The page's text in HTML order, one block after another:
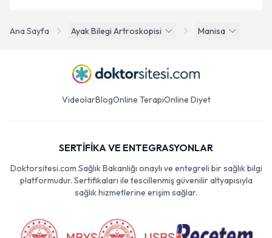
Ana Sayfa Ayak Bilegi Artroskopisi Manisa
VideolarBlogOnline TerapiOnline Diyet
SERTİFİKA VE ENTEGRASYONLAR
Doktorsitesi.com Sağlık Bakanlığı onaylı ve entegreli bir sağlık bilgi
platformudur. Sertifikaları ile tescillenmiş güvenilir altyapısıyla
sağlık hizmetlerine erişim sağlar.